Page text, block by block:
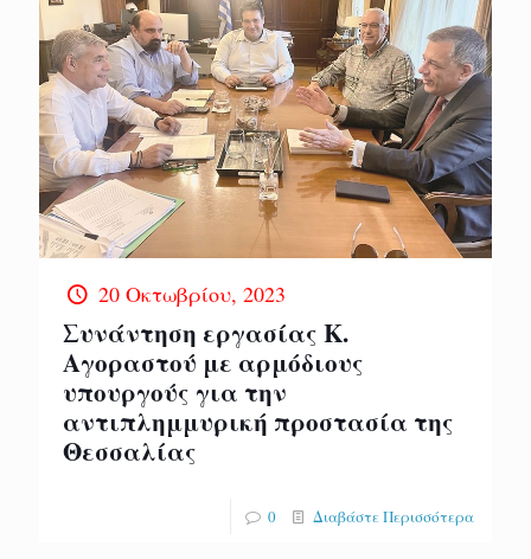
20 Οκτωβρίου, 2023
Συνάντηση εργασίας Κ.
Αγοραστού με αρμόδιους
υπουργούς για την
αντιπλημμυρική προστασία της
Θεσσαλίας
0 Διαβάστε Περισσότερα